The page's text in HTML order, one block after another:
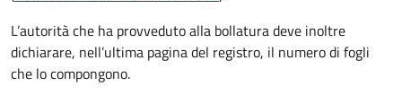
L’autorità che ha provveduto alla bollatura deve inoltre
dichiarare, nell’ultima pagina del registro, il numero di fogli
che lo compongono.